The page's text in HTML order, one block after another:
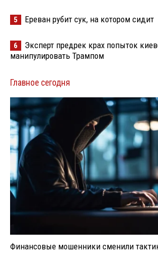
5 Ереван рубит сук, на котором сидит
6
Эксперт предрек крах попыток
манипулировать Трампом
Главное сегодня
Финансовые мошенники сменили